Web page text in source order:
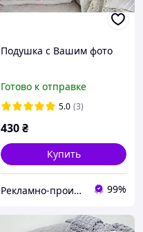
Подушка c Вашим фото
Готово к отправке
5.0 (3)
430₴
Купить
Рекламно-производственная компания "Илюзион" 99%